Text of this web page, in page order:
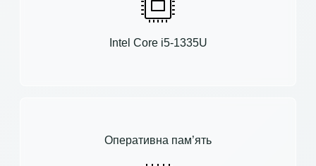
Intel Core i5-1335U
Оперативна пам’ять